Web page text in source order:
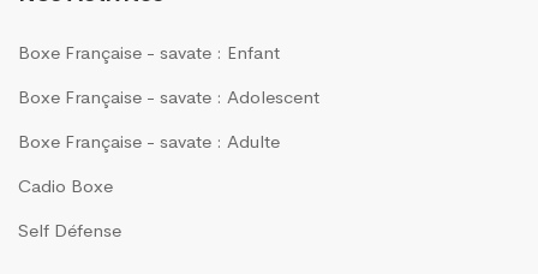
Boxe Française - savate : Enfant
Boxe Française - savate : Adolescent
Boxe Française - savate : Adulte
Cadio Boxe
Self Défense